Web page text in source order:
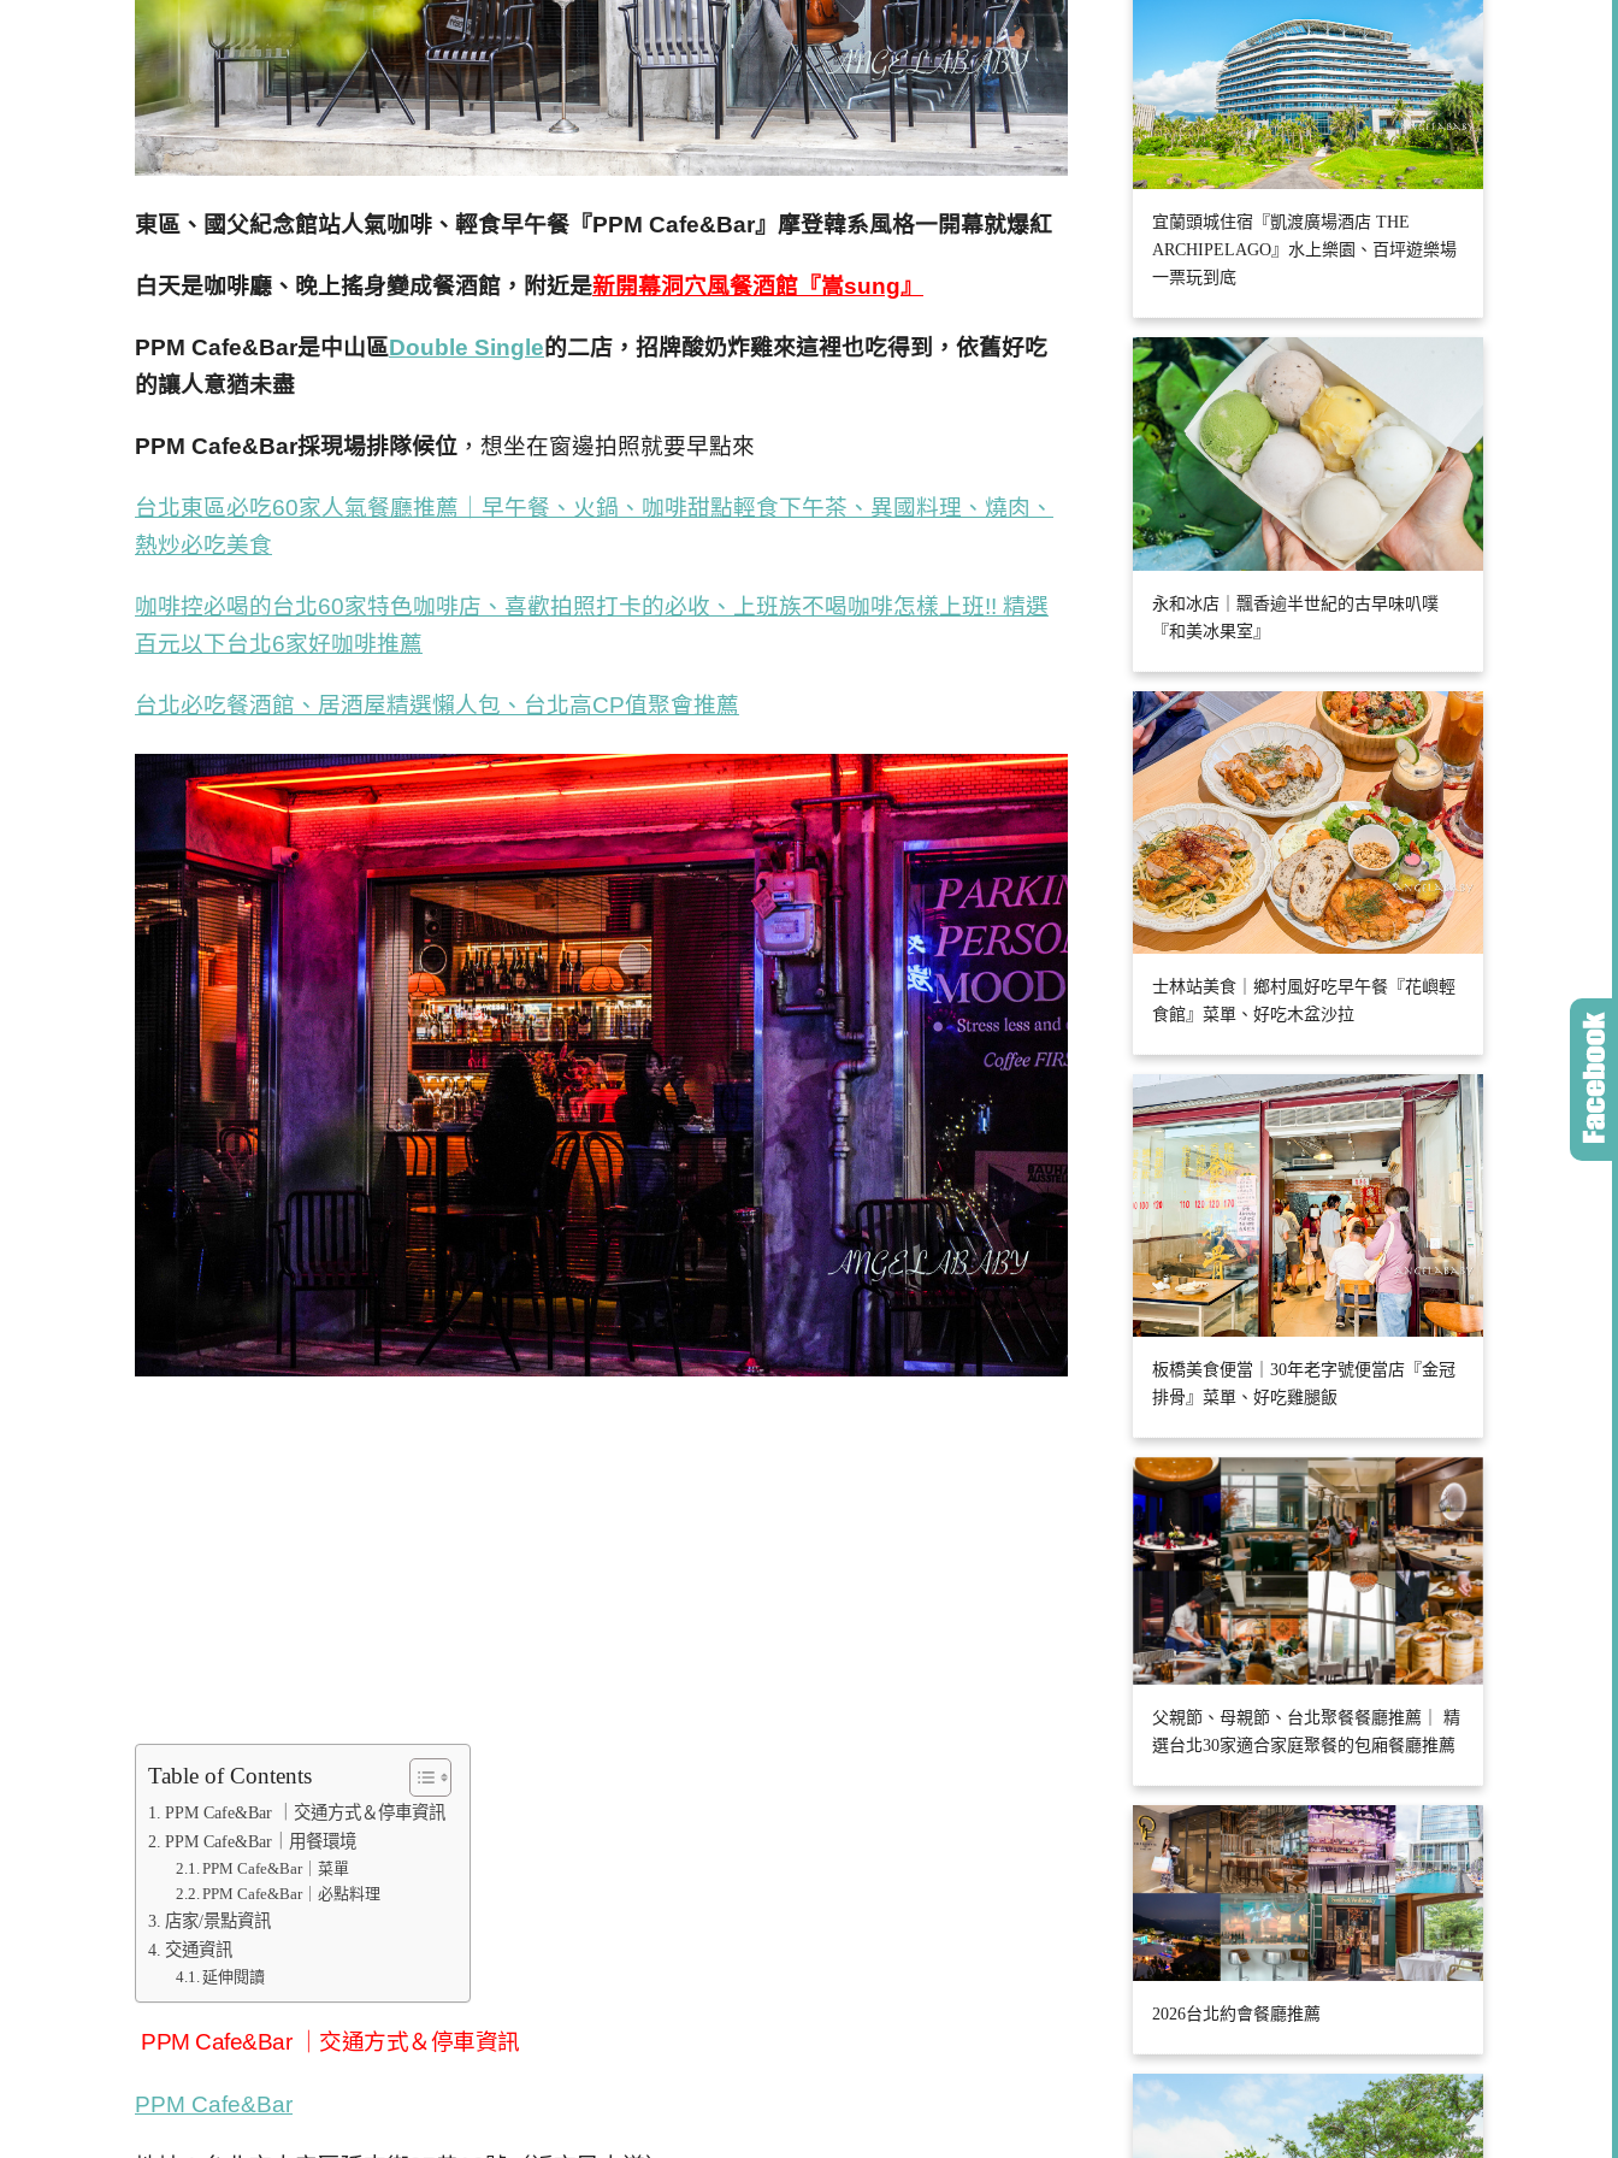
東區、國父紀念館站人氣咖啡、輕食早午餐『PPM Cafe&Bar』摩登韓系風格一開幕就爆紅
白天是咖啡廳、晚上搖身變成餐酒館，附近是新開幕洞穴風餐酒館『嵩sung』
PPM Cafe&Bar是中山區Double Single的二店，招牌酸奶炸雞來這裡也吃得到，依舊好吃
的讓人意猶未盡
PPM Cafe&Bar採現場排隊候位 ，想坐在窗邊拍照就要早點來
台北東區必吃60家人氣餐廳推薦｜早午餐、火鍋、咖啡甜點輕食下午茶、異國料理、燒肉、
熱炒必吃美食
咖啡控必喝的台北60家特色咖啡店、喜歡拍照打卡的必收、上班族不喝咖啡怎樣上班!! 精選
百元以下台北6家好咖啡推薦
台北必吃餐酒館、居酒屋精選懶人包、台北高CP值聚會推薦
Table of Contents
PPM Cafe&Bar ｜交通方式＆停車資訊
PPM Cafe&Bar｜用餐環境
PPM Cafe&Bar｜菜單
PPM Cafe&Bar｜必點料理
店家/景點資訊
交通資訊
延伸閱讀
PPM Cafe&Bar ｜交通方式＆停車資訊
PPM Cafe&Bar
宜蘭頭城住宿『凱渡廣場酒店 THE
ARCHIPELAGO』水上樂園、百坪遊樂場
一票玩到底
永和冰店｜飄香逾半世紀的古早味叭噗
『和美冰果室』
士林站美食｜鄉村風好吃早午餐『花嶼輕
食館』菜單、好吃木盆沙拉
板橋美食便當｜30年老字號便當店『金冠
排骨』菜單、好吃雞腿飯
父親節、母親節、台北聚餐餐廳推薦｜ 精
選台北30家適合家庭聚餐的包廂餐廳推薦
2026台北約會餐廳推薦